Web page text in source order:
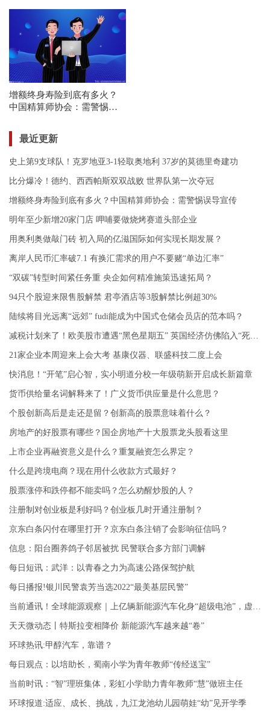
增额终身寿险到底有多火？
中国精算师协会：需警惕误
最近更新
史上第9支球队！克罗地亚3-1轻取奥地利 37岁的莫德里奇建功
比分爆冷！德约、西西帕斯双双战败 世界队第一次夺冠
增额终身寿险到底有多火？中国精算师协会：需警惕误导宣传
明年至少新增20家门店 呷哺要做烧烤赛道头部企业
用奥利奥做敲门砖 初入局的亿滋国际如何实现长期发展？
离岸人民币汇率破7.1 有换汇需求的用户不要赌“单边汇率”
“双碳”转型时间紧任务重 央企如何精准施策迅速拓局？
94只个股迎来限售股解禁 君亭酒店等3股解禁比例超30%
陆续将目光远离“远郊” fudi能成为中国式仓储会员店的范本吗？
减税计划来了！欧美股市遭遇“黑色星期五” 英国经济仿佛陷入“死循环”？
21家企业本周迎来上会大考 基康仪器、联盛科技二度上会
快消息！“开笔”启心智，实小明道分校一年级萌新开启成长新篇章
货币供给量名词解释来了！广义货币供应量是什么意思？
个股创新高后是走还是留？创新高的股票意味着什么？
房地产的好股票有哪些？国企房地产十大股票龙头股看这里
上市企业再融资意义是什么？重复融资怎么界定？
什么是跨境电商？现在用什么收款方式最好？
股票涨停和跌停都不能卖吗？怎么劝醒炒股的人？
注册制对创业板是利好吗？创业板几时开通注册制？
京东白条闪付在哪里打开？京东白条注销了会影响征信吗？
信息：阳台圈养鸽子邻居被扰 民警联合多方部门调解
每日短讯：武洋：以青春之力为高速公路保驾护航
每日播报!银川民警袁芳当选2022“最美基层民警”
当前通讯！全球能源观察｜上亿辆新能源汽车化身“超级电池”，虚拟电厂“新风口”将至？
天天微动态丨特斯拉变相降价 新能源汽车越来越“卷”
环球热讯:甲醇汽车，靠谱？
每日观点：以培助长，蜀南小学为青年教师“传经送宝”
当前时讯：“智”理班集体，彩虹小学助力青年教师“慧”做班主任
环球报道:适应、成长、挑战，九江龙池幼儿园萌娃“幼”见开学季